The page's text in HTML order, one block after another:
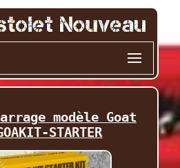
modèle Goat
STARTER